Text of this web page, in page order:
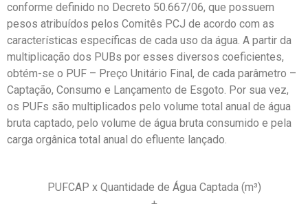
conforme definido no Decreto 50.667/06, que possuem
pesos atribuídos pelos Comitês PCJ de acordo com as
características específicas de cada uso da água. A partir da
multiplicação dos PUBs por esses diversos coeficientes,
obtém-se o PUF – Preço Unitário Final, de cada parâmetro –
Captação, Consumo e Lançamento de Esgoto. Por sua vez,
os PUFs são multiplicados pelo volume total anual de água
bruta captado, pelo volume de água bruta consumido e pela
carga orgânica total anual do efluente lançado.
PUFCAP x Quantidade de Água Captada (m³)